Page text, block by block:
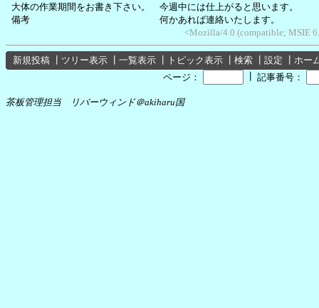
大体の作業期間をお書き下さい。 今週中には仕上がると思います。
備考 何かあれば連絡いたします。
<Mozilla/4.0 (compatible; MSIE
新規投稿 ツリー表示 一覧表示 トピック表示 検索 設定
ホー
ページ：
記事番号：
茶板管理担当 リバーウィンド＠akiharu国